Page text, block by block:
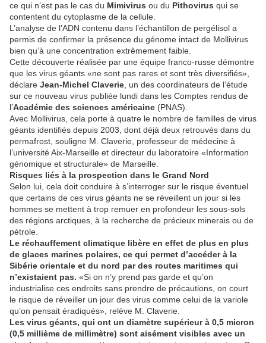
ce qui n’est pas le cas du Mimivirus ou du Pithovirus qui se
contentent du cytoplasme de la cellule.
L’analyse de l’ADN contenu dans l’échantillon de pergélisol a
permis de confirmer la présence du génome intact de Mollivirus
bien qu’à une concentration extrêmement faible.
Cette découverte réalisée par une équipe franco-russe démontre
que les virus géants «ne sont pas rares et sont très diversifiés»,
déclare Jean-Michel Claverie , un des coordinateurs de l’étude
sur ce nouveau virus publiée lundi dans les Comptes rendus de
l’Académie des sciences américaine (PNAS).
Avec Mollivirus, cela porte à quatre le nombre de familles de virus
géants identifiés depuis 2003, dont déjà deux retrouvés dans du
permafrost, souligne M. Claverie, professeur de médecine à
l’université Aix-Marseille et directeur du laboratoire «Information
génomique et structurale» de Marseille.
Risques liés à la prospection dans le Grand Nord
Selon lui, cela doit conduire à s’interroger sur le risque éventuel
que certains de ces virus géants ne se réveillent un jour si les
hommes se mettent à trop remuer en profondeur les sous-sols
des régions arctiques, à la recherche de précieux minerais ou de
pétrole.
Le réchauffement climatique libère en effet de plus en plus
de glaces marines polaires, ce qui permet d’accéder à la
Sibérie orientale et du nord par des routes maritimes qui
n’existaient pas. «Si on n’y prend pas garde et qu’on
industrialise ces endroits sans prendre de précautions, on court
le risque de réveiller un jour des virus comme celui de la variole
qu’on pensait éradiqués», relève M. Claverie.
Les virus géants, qui ont un diamètre supérieur à 0,5 micron
(0,5 millième de millimètre) sont aisément visibles avec un